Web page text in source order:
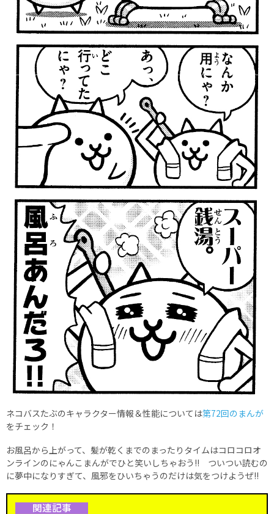
ネコバスたぶのキャラクター情報＆性能については第72回のまんが
をチェック！
お風呂から上がって、髪が乾くまでのまったりタイムはコロコロオ
ンラインのにゃんこまんがでひと笑いしちゃおう!! ついつい読むの
に夢中になりすぎて、風邪をひいちゃうのだけは気をつけようぜ!!
関連記事